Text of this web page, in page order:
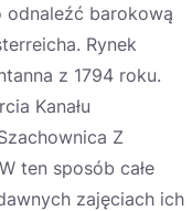
odnaleźć barokową
Rynek
z 1794 roku.
Kanału
Z
ten sposób całe
zajęciach ich